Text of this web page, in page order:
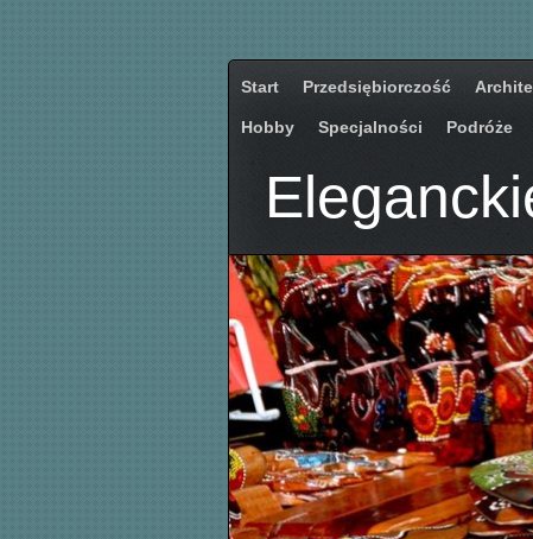
Start Przedsiębiorczość
Hobby Specjalności Podróże